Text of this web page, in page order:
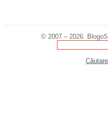
© 2007 – 2026.